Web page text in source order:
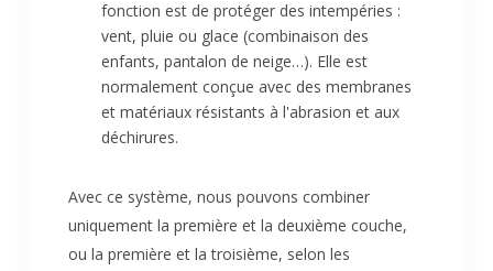
fonction est de protéger des intempéries :
vent, pluie ou glace (combinaison des
enfants, pantalon de neige…). Elle est
normalement conçue avec des membranes
et matériaux résistants à l'abrasion et aux
déchirures.
Avec ce système, nous pouvons combiner
uniquement la première et la deuxième couche,
ou la première et la troisième, selon les